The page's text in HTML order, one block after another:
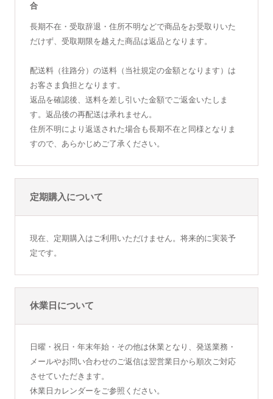
合
長期不在・受取辞退・住所不明などで商品をお受取りいた
だけず、受取期限を越えた商品は返品となります。
配送料（往路分）の送料（当社規定の金額となります）は
お客さま負担となります。
返品を確認後、送料を差し引いた金額でご返金いたしま
す。返品後の再配送は承れません。
住所不明により返送された場合も長期不在と同様となりま
すので、あらかじめご了承ください。
定期購入について
現在、定期購入はご利用いただけません。将来的に実装予
定です。
休業日について
日曜・祝日・年末年始・その他は休業となり、発送業務・
メールやお問い合わせのご返信は翌営業日から順次ご対応
させていただきます。
休業日カレンダーをご参照ください。